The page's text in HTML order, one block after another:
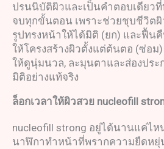
ปรนนิบัติผิวและเป็นคำตอบเดียว
จบทุกขั้นตอน เพราะช่วยชุบชีวิตผิ
รูปทรงหน้าให้ได้มิติ (ยก) และฟื้
ให้โครงสร้างผิวตั้งแต่ต้นตอ (ซ่อม
ให้ดูนุ่มนวล, ละมุนตาและส่องประ
มิติอย่างแท้จริง
ล็อกเวลาให้ผิวสวย nucleofill
nucleofill strong อยู่ได้นานแค่ไ
นาฬิกาทำหน้าที่พรากความยืดหยุ่